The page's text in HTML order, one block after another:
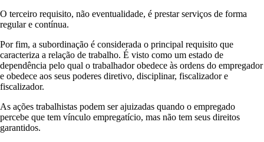
O terceiro requisito, não eventualidade, é prestar serviços de forma
regular e contínua.
Por fim, a subordinação é considerada o principal requisito que
caracteriza a relação de trabalho. É visto como um estado de
dependência pelo qual o trabalhador obedece às ordens do empregador
e obedece aos seus poderes diretivo, disciplinar, fiscalizador e
fiscalizador.
As ações trabalhistas podem ser ajuizadas quando o empregado
percebe que tem vínculo empregatício, mas não tem seus direitos
garantidos.